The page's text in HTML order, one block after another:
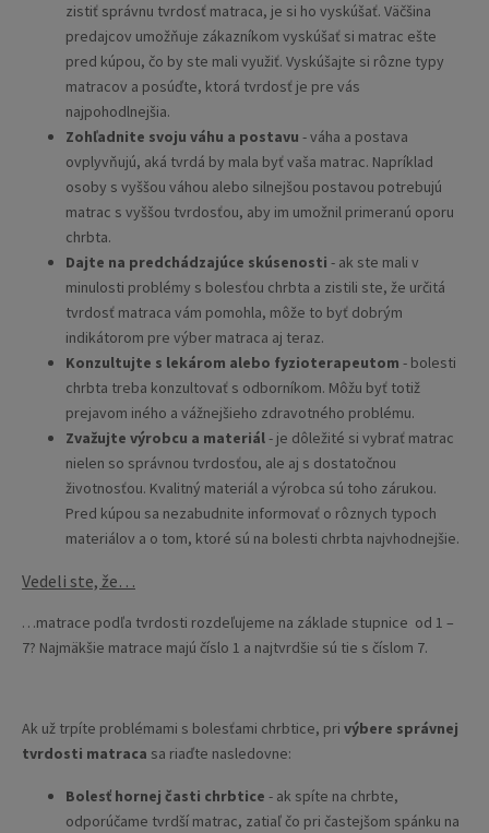
zistiť správnu tvrdosť matraca, je si ho vyskúšať. Väčšina
predajcov umožňuje zákazníkom vyskúšať si matrac ešte
pred kúpou, čo by ste mali využiť. Vyskúšajte si rôzne typy
matracov a posúďte, ktorá tvrdosť je pre vás
najpohodlnejšia.
Zohľadnite svoju váhu a postavu - váha a postava
ovplyvňujú, aká tvrdá by mala byť vaša matrac. Napríklad
osoby s vyššou váhou alebo silnejšou postavou potrebujú
matrac s vyššou tvrdosťou, aby im umožnil primeranú oporu
chrbta.
Dajte na predchádzajúce skúsenosti - ak ste mali v
minulosti problémy s bolesťou chrbta a zistili ste, že určitá
tvrdosť matraca vám pomohla, môže to byť dobrým
indikátorom pre výber matraca aj teraz.
Konzultujte s lekárom alebo fyzioterapeutom - bolesti
chrbta treba konzultovať s odborníkom. Môžu byť totiž
prejavom iného a vážnejšieho zdravotného problému.
Zvažujte výrobcu a materiál- je dôležité si vybrať matrac
nielen so správnou tvrdosťou, ale aj s dostatočnou
životnosťou. Kvalitný materiál a výrobca sú toho zárukou.
Pred kúpou sa nezabudnite informovať o rôznych typoch
materiálov a o tom, ktoré sú na bolesti chrbta najvhodnejšie.
Vedeli ste, že…
…matrace podľa tvrdosti rozdeľujeme na základe stupnice od 1 –
7? Najmäkšie matrace majú číslo 1 a najtvrdšie sú tie s číslom 7.
Ak už trpíte problémami s bolesťami chrbtice, pri výbere správnej
tvrdosti matraca sa riaďte nasledovne:
Bolesť hornej časti chrbtice - ak spíte na chrbte,
odporúčame tvrdší matrac, zatiaľ čo pri častejšom spánku na